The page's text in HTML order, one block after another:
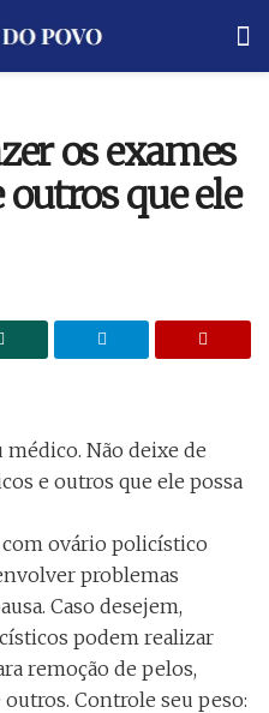
os exames
que ele
Não deixe de
e outros que ele possa
ovário policístico
problemas
Caso desejem,
podem realizar
remoção de pelos,
Controle seu peso: